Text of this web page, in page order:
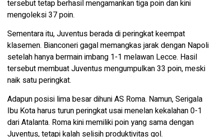
tersebut tetap berhasil mengamankan tiga poin dan kini
mengoleksi 37 poin.
Sementara itu, Juventus berada di peringkat keempat
klasemen. Bianconeri gagal memangkas jarak dengan Napoli
setelah hanya bermain imbang 1-1 melawan Lecce. Hasil
tersebut membuat Juventus mengumpulkan 33 poin, meski
naik satu peringkat.
Adapun posisi lima besar dihuni AS Roma. Namun, Serigala
Ibu Kota harus turun peringkat usai menelan kekalahan 0-1
dari Atalanta. Roma kini memiliki poin yang sama dengan
Juventus, tetapi kalah selisih produktivitas gol.